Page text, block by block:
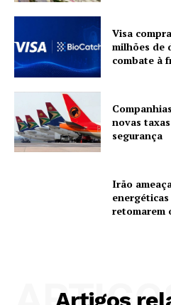
Visa
milhões de
combate à
novas
segurança
Irão
retomarem